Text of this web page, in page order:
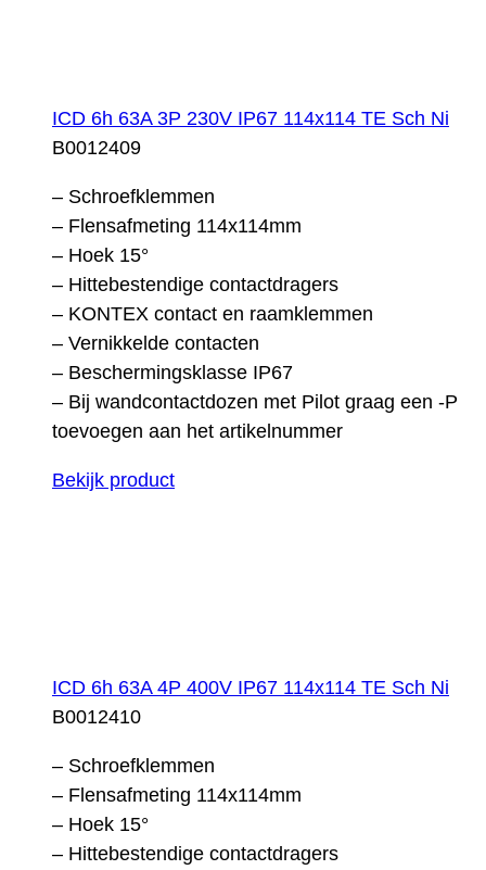
ICD 6h 63A 3P 230V IP67 114x114 TE Sch Ni
B0012409
– Schroefklemmen
– Flensafmeting 114x114mm
– Hoek 15°
– Hittebestendige contactdragers
– KONTEX contact en raamklemmen
– Vernikkelde contacten
– Beschermingsklasse IP67
– Bij wandcontactdozen met Pilot graag een -P
toevoegen aan het artikelnummer
Bekijk product
ICD 6h 63A 4P 400V IP67 114x114 TE Sch Ni
B0012410
– Schroefklemmen
– Flensafmeting 114x114mm
– Hoek 15°
– Hittebestendige contactdragers